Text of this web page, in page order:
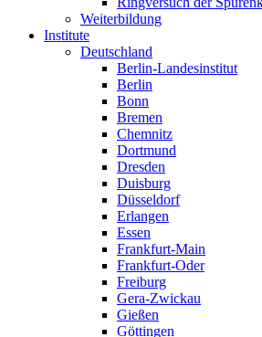
Weiterbildung
Institute
Deutschland
Berlin-Landesinstitut
Berlin
Bonn
Bremen
Chemnitz
Dortmund
Dresden
Duisburg
Düsseldorf
Erlangen
Essen
Frankfurt-Main
Frankfurt-Oder
Freiburg
Gera-Zwickau
Gießen
Göttingen